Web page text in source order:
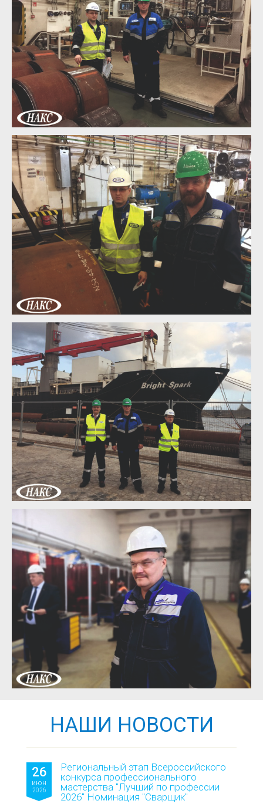
НАШИ НОВОСТИ
26
июн
2026
Региональный этап Всероссийского
конкурса профессионального
мастерства "Лучший по профессии
2026" Номинация "Сварщик"